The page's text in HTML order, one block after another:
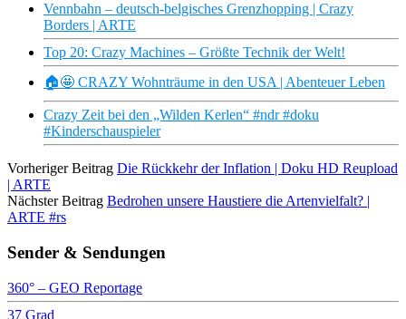
Vennbahn – deutsch-belgisches Grenzhopping | Crazy
Borders | ARTE
Top 20: Crazy Machines – Größte Technik der Welt!
🏠🤩 CRAZY Wohnträume in den USA | Abenteuer Leben
Crazy Zeit bei den „Wilden Kerlen“ #ndr #doku
#Kinderschauspieler
Vorheriger Beitrag Die Rückkehr der Inflation | Doku HD Reupload
| ARTE
Nächster Beitrag Bedrohen unsere Haustiere die Artenvielfalt? |
ARTE #rs
Sender & Sendungen
360° – GEO Reportage
37 Grad